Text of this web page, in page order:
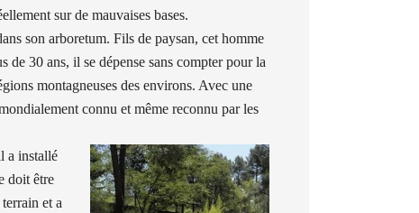
sur de mauvaises bases.
son arboretum. Fils de paysan, cet homme
de 30 ans, il se dépense sans compter pour la
montagneuses des environs. Avec une
connu et même reconnu par les
a installé
doit être
et a